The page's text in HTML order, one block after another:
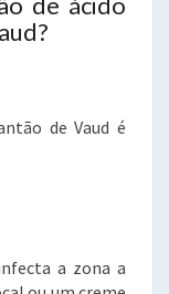
de Vaud é
a zona a